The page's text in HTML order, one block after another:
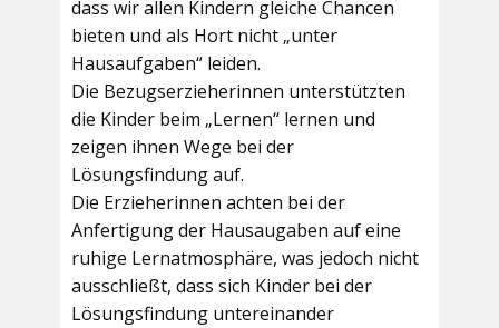
dass wir allen Kindern gleiche Chancen
bieten und als Hort nicht „unter
Hausaufgaben“ leiden.
Die Bezugserzieherinnen unterstützten
die Kinder beim „Lernen“ lernen und
zeigen ihnen Wege bei der
Lösungsfindung auf.
Die Erzieherinnen achten bei der
Anfertigung der Hausaugaben auf eine
ruhige Lernatmosphäre, was jedoch nicht
ausschließt, dass sich Kinder bei der
Lösungsfindung untereinander